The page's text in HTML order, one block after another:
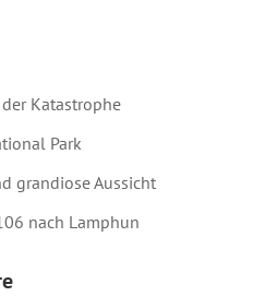
Katastrophe
Park
grandiose Aussicht
nach Lamphun